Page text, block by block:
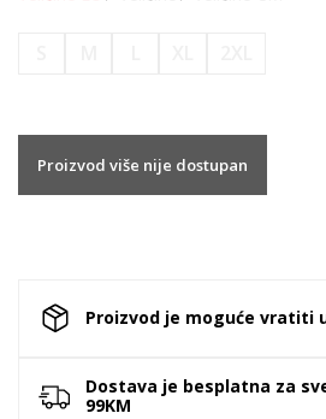
Proizvod više nije dostupan
Proizvod je moguće vratiti
Dostava je besplatna za
99KM